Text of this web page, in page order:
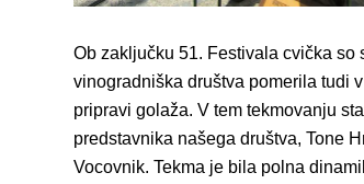
Ob zaključku 51. Festivala cvička so
vinogradniška društva pomerila tudi
pripravi golaža. V tem tekmovanju
predstavnika našega društva, Tone
Vocovnik. Tekma je bila polna